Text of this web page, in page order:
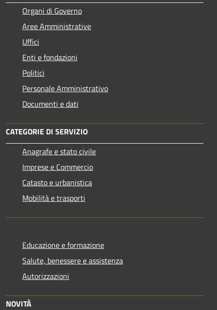
Organi di Governo
Aree Amministrative
Uffici
Enti e fondazioni
Politici
Personale Amministrativo
Documenti e dati
CATEGORIE DI SERVIZIO
Anagrafe e stato civile
Imprese e Commercio
Catasto e urbanistica
Mobilità e trasporti
Educazione e formazione
Salute, benessere e assistenza
Autorizzazioni
NOVITÀ